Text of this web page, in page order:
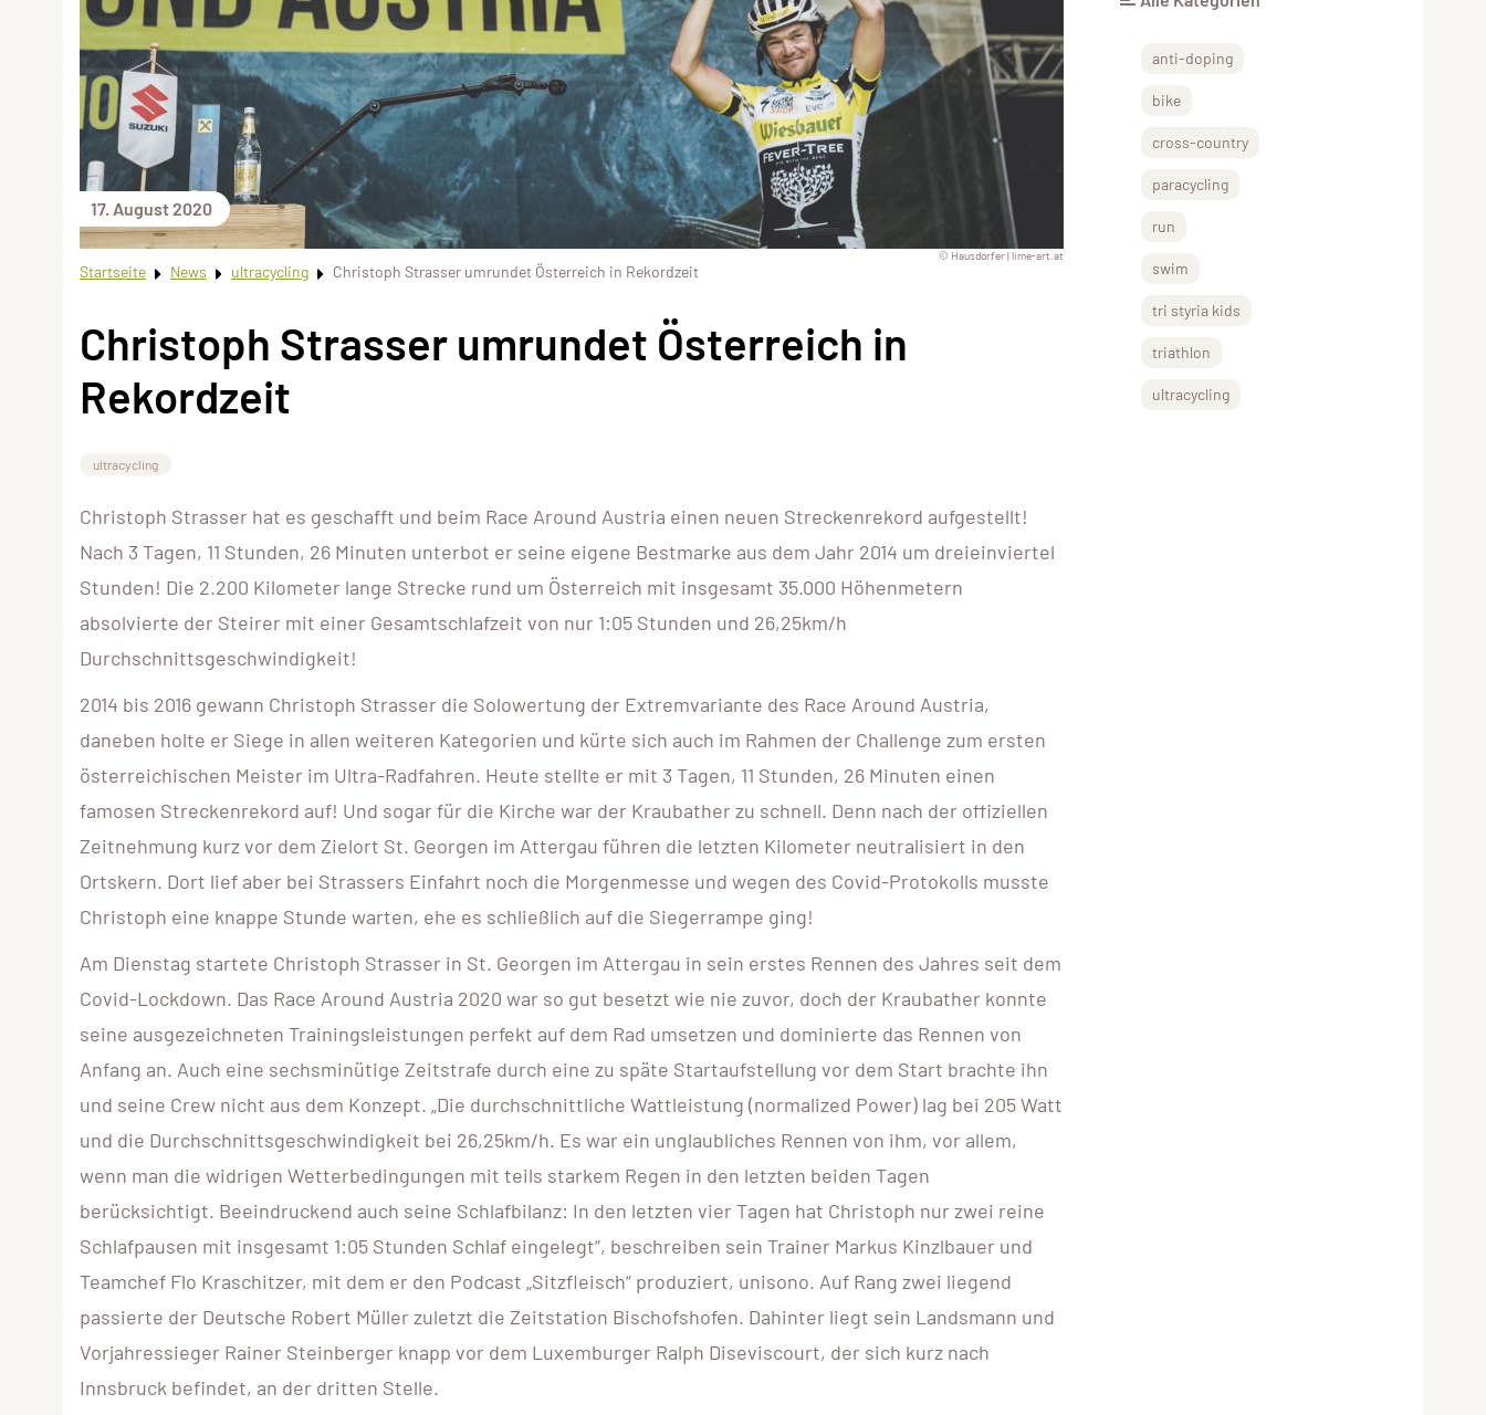
17. August 2020
© Hausdorfer | lime-art.at
Startseite News ultracycling Christoph Strasser umrundet Österreich in Rekordzeit
Christoph Strasser umrundet Österreich in
Rekordzeit
ultracycling
Christoph Strasser hat es geschafft und beim Race Around Austria einen neuen Streckenrekord aufgestellt!
Nach 3 Tagen, 11 Stunden, 26 Minuten unterbot er seine eigene Bestmarke aus dem Jahr 2014 um dreieinviertel
Stunden! Die 2.200 Kilometer lange Strecke rund um Österreich mit insgesamt 35.000 Höhenmetern
absolvierte der Steirer mit einer Gesamtschlafzeit von nur 1:05 Stunden und 26,25km/h
Durchschnittsgeschwindigkeit!
2014 bis 2016 gewann Christoph Strasser die Solowertung der Extremvariante des Race Around Austria,
daneben holte er Siege in allen weiteren Kategorien und kürte sich auch im Rahmen der Challenge zum ersten
österreichischen Meister im Ultra-Radfahren. Heute stellte er mit 3 Tagen, 11 Stunden, 26 Minuten einen
famosen Streckenrekord auf! Und sogar für die Kirche war der Kraubather zu schnell. Denn nach der offiziellen
Zeitnehmung kurz vor dem Zielort St. Georgen im Attergau führen die letzten Kilometer neutralisiert in den
Ortskern. Dort lief aber bei Strassers Einfahrt noch die Morgenmesse und wegen des Covid-Protokolls musste
Christoph eine knappe Stunde warten, ehe es schließlich auf die Siegerrampe ging!
Am Dienstag startete Christoph Strasser in St. Georgen im Attergau in sein erstes Rennen des Jahres seit dem
Covid-Lockdown. Das Race Around Austria 2020 war so gut besetzt wie nie zuvor, doch der Kraubather konnte
seine ausgezeichneten Trainingsleistungen perfekt auf dem Rad umsetzen und dominierte das Rennen von
Anfang an. Auch eine sechsminütige Zeitstrafe durch eine zu späte Startaufstellung vor dem Start brachte ihn
und seine Crew nicht aus dem Konzept. „Die durchschnittliche Wattleistung (normalized Power) lag bei 205 Watt
und die Durchschnittsgeschwindigkeit bei 26,25km/h. Es war ein unglaubliches Rennen von ihm, vor allem,
wenn man die widrigen Wetterbedingungen mit teils starkem Regen in den letzten beiden Tagen
berücksichtigt. Beeindruckend auch seine Schlafbilanz: In den letzten vier Tagen hat Christoph nur zwei reine
Schlafpausen mit insgesamt 1:05 Stunden Schlaf eingelegt“, beschreiben sein Trainer Markus Kinzlbauer und
Teamchef Flo Kraschitzer, mit dem er den Podcast „Sitzfleisch“ produziert, unisono. Auf Rang zwei liegend
passierte der Deutsche Robert Müller zuletzt die Zeitstation Bischofshofen. Dahinter liegt sein Landsmann und
Vorjahressieger Rainer Steinberger knapp vor dem Luxemburger Ralph Diseviscourt, der sich kurz nach
Innsbruck befindet, an der dritten Stelle.
anti-doping
bike
cross-country
paracycling
run
swim
tri styria kids
triathlon
ultracycling